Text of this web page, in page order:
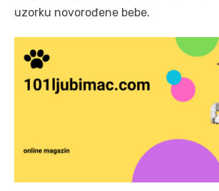
uzorku novorođene bebe.